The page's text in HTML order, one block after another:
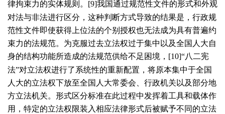
律拘束力的实体规则。[9]我国通过规范性文件的形式和外观
对法与非法进行区分，这种判断方式导致的结果是，行政规
范性文件即使获得上位法的个别授权也无法成为具有普遍约
束力的法规范。为克服过去立法权过于集中以及全国人大自
身的结构功能所造成的法规范供给不足困境，[10]“八二宪
法”对立法权进行了系统性的重新配置，将原本集中于全国
人大的立法权下放至全国人大常委会、行政机关以及部分地
方立法机关。形式区分标准在此过程中发挥着工具和载体作
用，特定的立法权限装入相应法律形式后被赋予不同的立法